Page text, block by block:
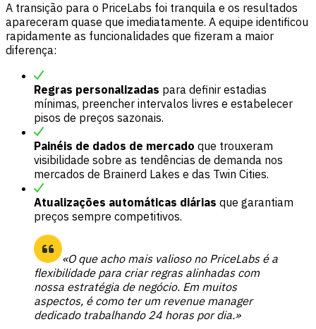
A transição para o PriceLabs foi tranquila e os resultados
apareceram quase que imediatamente. A equipe identificou
rapidamente as funcionalidades que fizeram a maior
diferença:
Regras personalizadas para definir estadias
mínimas, preencher intervalos livres e estabelecer
pisos de preços sazonais.
Painéis de dados de mercado que trouxeram
visibilidade sobre as tendências de demanda nos
mercados de Brainerd Lakes e das Twin Cities.
Atualizações automáticas diárias que garantiam
preços sempre competitivos.
«O que acho mais valioso no PriceLabs é a
flexibilidade para criar regras alinhadas com
nossa estratégia de negócio. Em muitos
aspectos, é como ter um revenue manager
dedicado trabalhando 24 horas por dia.»